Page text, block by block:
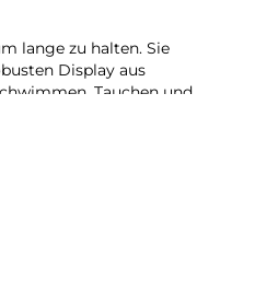
lange zu halten. Sie
Display aus
Tauchen und